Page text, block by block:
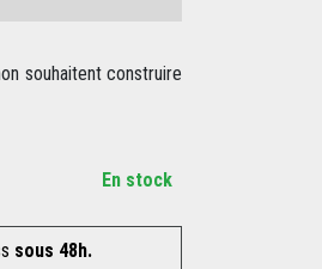
souhaitent construire
En stock
sous 48h.